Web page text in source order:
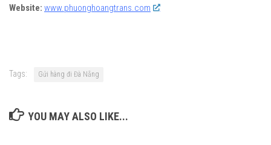
Website: www.phuonghoangtrans.com
Tags: Gửi hàng đi Đà Nẵng
YOU MAY ALSO LIKE...